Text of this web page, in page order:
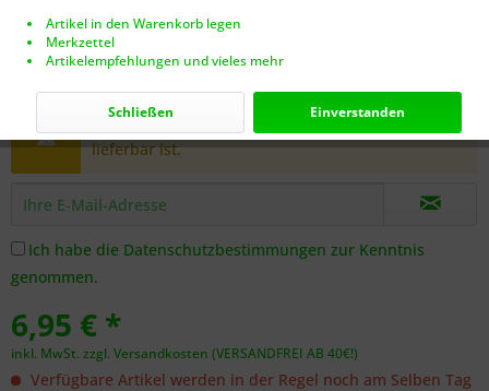
Dieser Artikel steht derzeit nicht zur Verfügung!
Benachrichtigen Sie mich, sobald der Artikel
lieferbar ist.
Ich habe die Datenschutzbestimmungen zur Kenntnis
genommen.
6,95 € *
inkl. MwSt. zzgl. Versandkosten (VERSANDFREI AB 40€!)
Verfügbare Artikel werden in der Regel noch am Selben Tag
Artikel in den Warenkorb legen
Merkzettel
Artikelempfehlungen und vieles mehr
Einverstanden
Schließen